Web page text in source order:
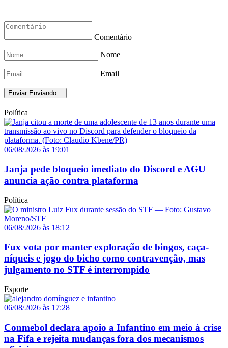
Comentário
Nome
Email
Enviar Enviando...
Política
06/08/2026 às 19:01
Janja pede bloqueio imediato do Discord e AGU
anuncia ação contra plataforma
Política
06/08/2026 às 18:12
Fux vota por manter exploração de bingos, caça-
níqueis e jogo do bicho como contravenção, mas
julgamento no STF é interrompido
Esporte
06/08/2026 às 17:28
Conmebol declara apoio a Infantino em meio à crise
na Fifa e rejeita mudanças fora dos mecanismos